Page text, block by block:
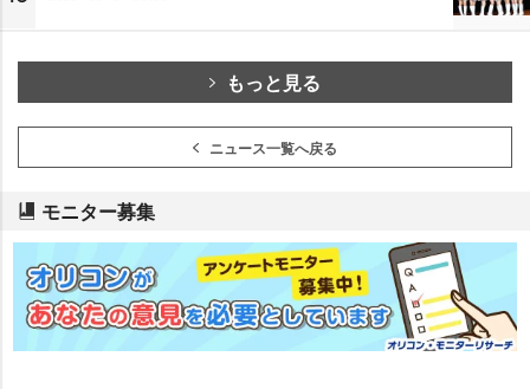
もっと見る
ニュース一覧へ戻る
モニター募集